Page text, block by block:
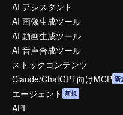
AI アシスタント
AI 画像生成ツール
AI 動画生成ツール
AI 音声合成ツール
ストックコンテンツ
Claude/ChatGPT向けMCP 新
エージェント 新規
API